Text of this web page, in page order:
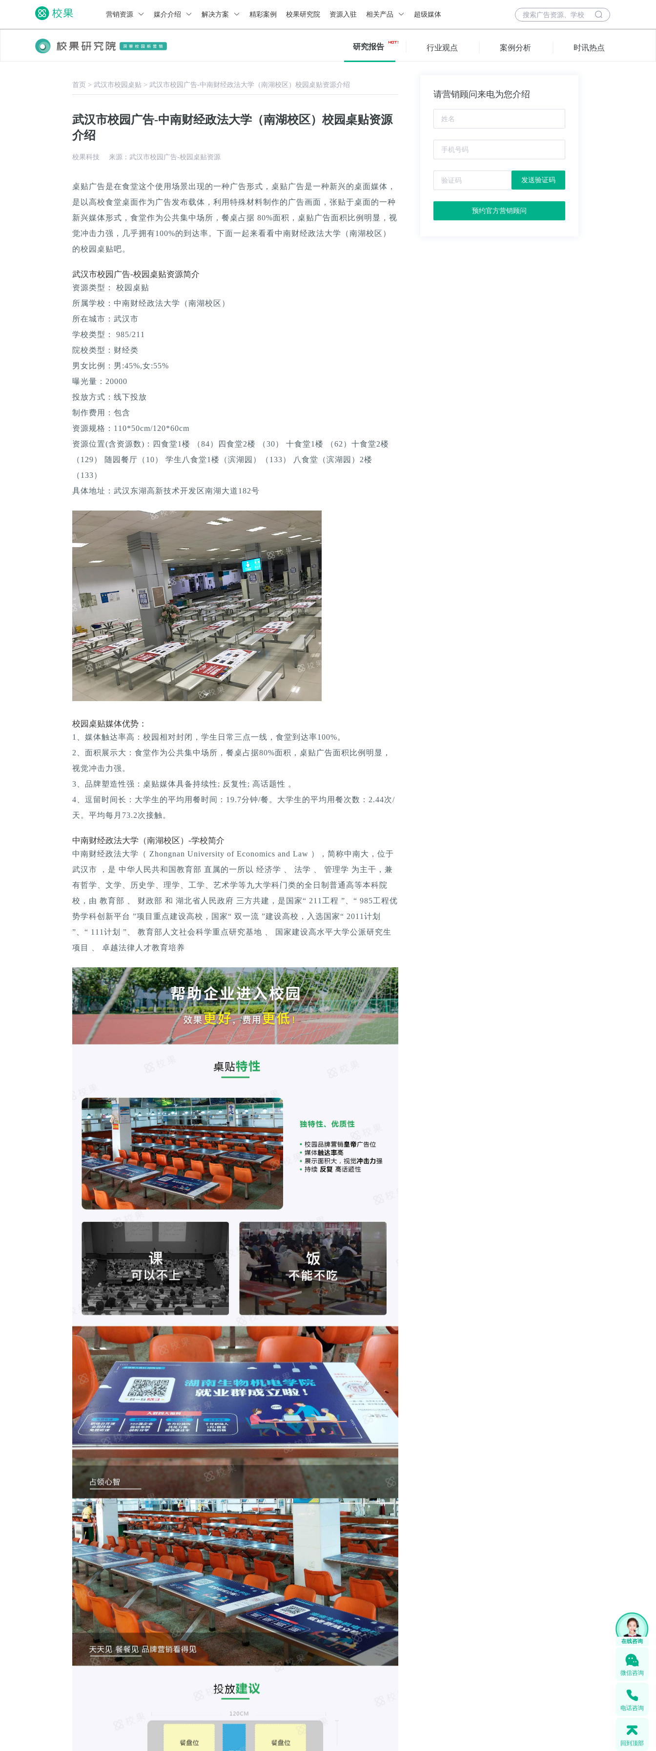
营销资源 媒介介绍 解决方案 精彩案例 校果研究院 资源入驻 相关产品 超级媒体
研究报告 行业观点 案例分析 时讯热点
首页 > 武汉市校园桌贴 > 武汉市校园广告-中南财经政法大学（南湖校区）校园桌贴资源介绍
武汉市校园广告-中南财经政法大学（南湖校区）校园桌贴资源
介绍
校果科技 来源：武汉市校园广告-校园桌贴资源
桌贴广告是在食堂这个使用场景出现的一种广告形式，桌贴广告是一种新兴的桌面媒体，
是以高校食堂桌面作为广告发布载体，利用特殊材料制作的广告画面，张贴于桌面的一种
新兴媒体形式，食堂作为公共集中场所，餐桌占据 80%面积，桌贴广告面积比例明显，视
觉冲击力强，几乎拥有100%的到达率。下面一起来看看中南财经政法大学（南湖校区）
的校园桌贴吧。
武汉市校园广告-校园桌贴资源简介
资源类型： 校园桌贴
所属学校：中南财经政法大学（南湖校区）
所在城市：武汉市
学校类型： 985/211
院校类型：财经类
男女比例：男:45%,女:55%
曝光量：20000
投放方式：线下投放
制作费用：包含
资源规格：110*50cm/120*60cm
资源位置(含资源数)：四食堂1楼 （84）四食堂2楼 （30） 十食堂1楼 （62）十食堂2楼
（129） 随园餐厅（10） 学生八食堂1楼（滨湖园）（133） 八食堂（滨湖园）2楼
（133）
具体地址：武汉东湖高新技术开发区南湖大道182号
校园桌贴媒体优势：
1、媒体触达率高：校园相对封闭，学生日常三点一线，食堂到达率100%。
2、面积展示大：食堂作为公共集中场所，餐桌占据80%面积，桌贴广告面积比例明显，
视觉冲击力强。
3、品牌塑造性强：桌贴媒体具备持续性; 反复性; 高话题性 。
4、逗留时间长：大学生的平均用餐时间：19.7分钟/餐。大学生的平均用餐次数：2.44次/
天。平均每月73.2次接触。
中南财经政法大学（南湖校区）-学校简介
中南财经政法大学（ Zhongnan University of Economics and Law ），简称中南大，位于
武汉市 ，是 中华人民共和国教育部 直属的一所以 经济学 、 法学 、 管理学 为主干，兼
有哲学、文学、历史学、理学、工学、艺术学等九大学科门类的全日制普通高等本科院
校，由 教育部 、 财政部 和 湖北省人民政府 三方共建，是国家“ 211工程 ”、“ 985工程优
势学科创新平台 ”项目重点建设高校，国家“ 双一流 ”建设高校，入选国家“ 2011计划
”、“ 111计划 ”、 教育部人文社会科学重点研究基地 、 国家建设高水平大学公派研究生
项目 、 卓越法律人才教育培养
请营销顾问来电为您介绍
发送验证码
预约官方营销顾问
微信咨询
电话咨询
回到顶部